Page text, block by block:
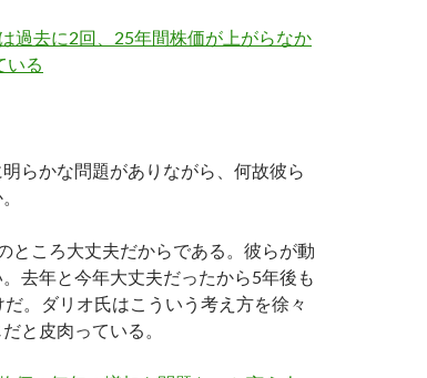
過去に2回、25年間株価が上がらなか
いる
らかな問題がありながら、何故彼ら
ところ大丈夫だからである。彼らが動
去年と今年大丈夫だったから5年後も
。ダリオ氏はこういう考え方を徐々
と皮肉っている。